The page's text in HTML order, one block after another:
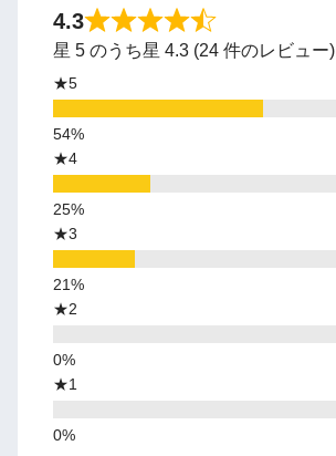
4.3
星 5 のうち星 4.3 (24 件のレビュー)
★5
★4
★3
★2
★1